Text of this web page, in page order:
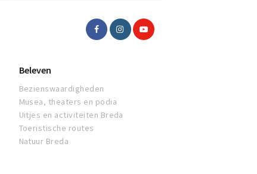
Beleven
Bezienswaardigheden
Musea, theaters en podia
Uitjes en activiteiten Breda
Toeristische routes
Natuur Breda